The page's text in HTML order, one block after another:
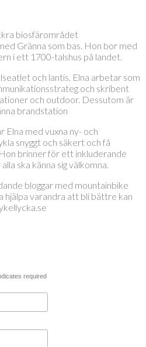
biosfärområdet
Gränna som bas. Hon bor med
i ett 1700-talshus på landet.
och lantis. Elna arbetar som
och skribent
och outdoor. Dessutom är
brandstation
med vuxna ny- och
snyggt och säkert och få
brinner för ett inkluderande
ska känna sig välkomna.
bloggar med mountainbike
hjälpa varandra att bli bättre kan
required